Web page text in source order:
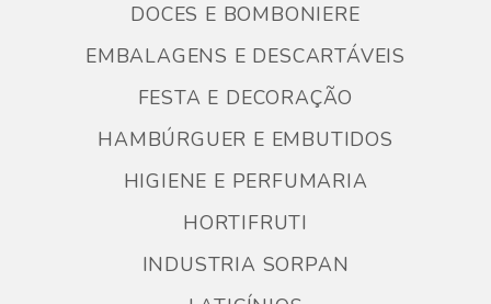
DOCES E BOMBONIERE
EMBALAGENS E DESCARTÁVEIS
FESTA E DECORAÇÃO
HAMBÚRGUER E EMBUTIDOS
HIGIENE E PERFUMARIA
HORTIFRUTI
INDUSTRIA SORPAN